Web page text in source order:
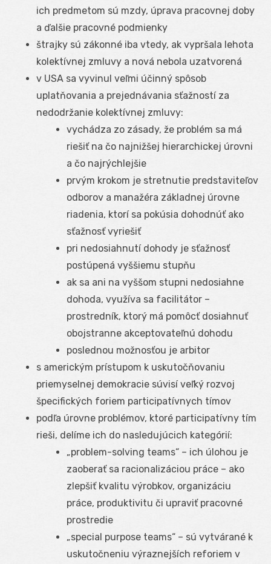
ich predmetom sú mzdy, úprava pracovnej doby
a ďalšie pracovné podmienky
štrajky sú zákonné iba vtedy, ak vypršala lehota
kolektívnej zmluvy a nová nebola uzatvorená
v USA sa vyvinul veľmi účinný spôsob
uplatňovania a prejednávania sťažností za
nedodržanie kolektívnej zmluvy:
vychádza zo zásady, že problém sa má
riešiť na čo najnižšej hierarchickej úrovni
a čo najrýchlejšie
prvým krokom je stretnutie predstaviteľov
odborov a manažéra základnej úrovne
riadenia, ktorí sa pokúsia dohodnúť ako
sťažnosť vyriešiť
pri nedosiahnutí dohody je sťažnosť
postúpená vyššiemu stupňu
ak sa ani na vyššom stupni nedosiahne
dohoda, využíva sa facilitátor –
prostredník, ktorý má pomôcť dosiahnuť
obojstranne akceptovateľnú dohodu
poslednou možnosťou je arbitor
s americkým prístupom k uskutočňovaniu
priemyselnej demokracie súvisí veľký rozvoj
špecifických foriem participatívnych tímov
podľa úrovne problémov, ktoré participatívny tím
rieši, delíme ich do nasledujúcich kategórií:
„problem-solving teams“ – ich úlohou je
zaoberať sa racionalizáciou práce – ako
zlepšiť kvalitu výrobkov, organizáciu
práce, produktivitu či upraviť pracovné
prostredie
„special purpose teams“ – sú vytvárané k
uskutočneniu výraznejších reforiem v